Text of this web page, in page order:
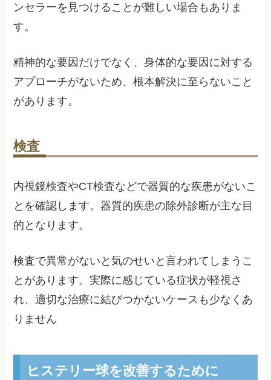
ンセラーを見つけることが難しい場合もありま
す。
精神的な要因だけでなく、身体的な要因に対する
アプローチがないため、根本解決に至らないこと
があります。
検査
内視鏡検査やCT検査などで器質的な疾患がないこ
とを確認します。器質的疾患の除外診断が主な目
的となります。
検査で異常がないと気のせいと言われてしまうこ
とがあります。実際に感じている症状が軽視さ
れ、適切な治療に結びつかないケースも少なくあ
りません
ヒステリー球を改善するために